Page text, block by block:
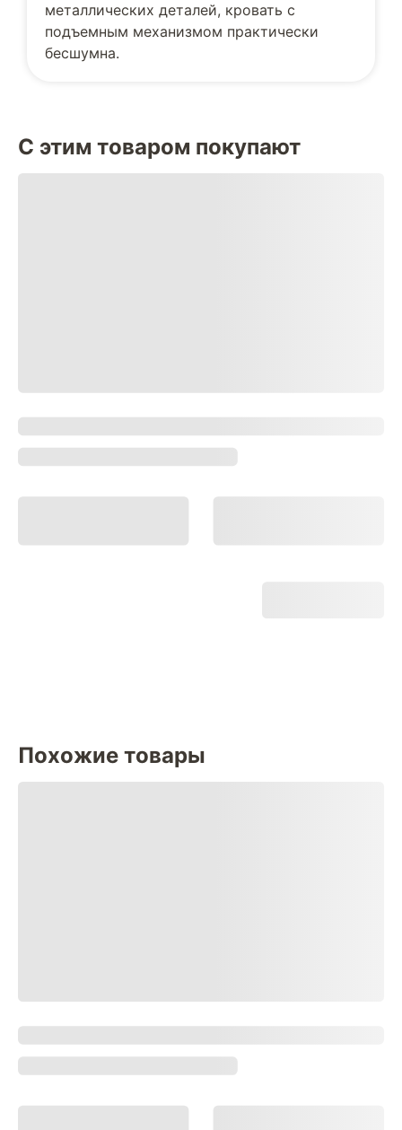
металлических деталей, кровать с
подъемным механизмом практически
бесшумна.
С этим товаром покупают
Похожие товары